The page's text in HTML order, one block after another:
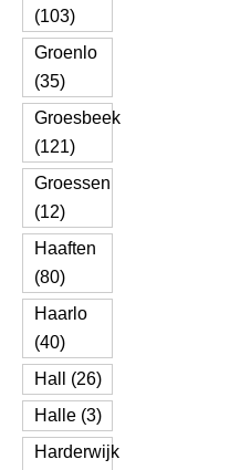
(103)
Groenlo
(35)
Groesbeek
(121)
Groessen
(12)
Haaften
(80)
Haarlo
(40)
Hall (26)
Halle (3)
Harderwijk